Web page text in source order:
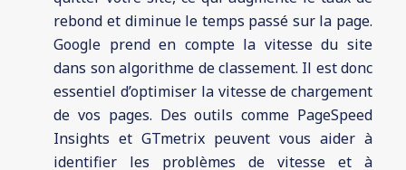
rebond et diminue le temps passé sur la page.
Google prend en compte la vitesse du site
dans son algorithme de classement. Il est donc
essentiel d’optimiser la vitesse de chargement
de vos pages. Des outils comme PageSpeed
Insights et GTmetrix peuvent vous aider à
identifier les problèmes de vitesse et à